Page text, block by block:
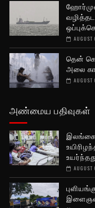
தென்
அலை
அண்மைய பதிவுகள்
இளைஞன்